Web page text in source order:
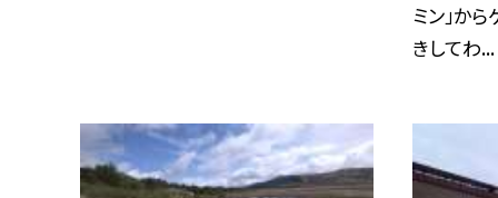
ミン」か
きしてわ...